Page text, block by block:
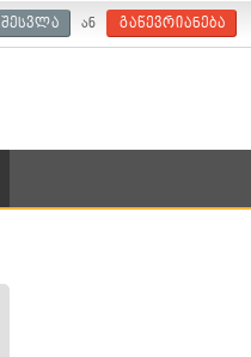
შესვლა ან გაწევრიანება